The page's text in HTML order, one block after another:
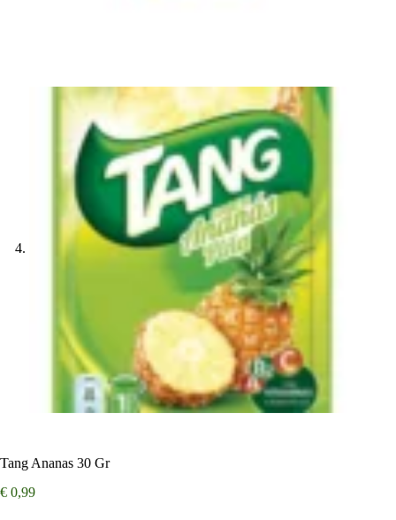
Tang Ananas 30 Gr
€ 0,99